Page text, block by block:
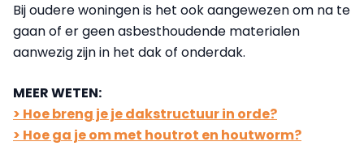
Bij oudere woningen is het ook aangewezen om na te
gaan of er geen asbesthoudende materialen
aanwezig zijn in het dak of onderdak.
MEER WETEN:
> Hoe breng je je dakstructuur in orde?
> Hoe ga je om met houtrot en houtworm?